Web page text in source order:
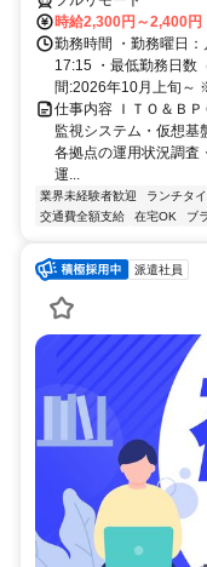
時給2,300円～2,400円
勤務時間 ・勤務曜日
17:15 ・最低勤務日数
間:2026年10月上旬～
仕事内容 ＩＴＯ＆Ｂ
監視システム・仮想
各拠点の運用状況調
運...
業界未経験者歓迎 ランチタ
交通費全額支給
在宅OK ブ
派遣社員